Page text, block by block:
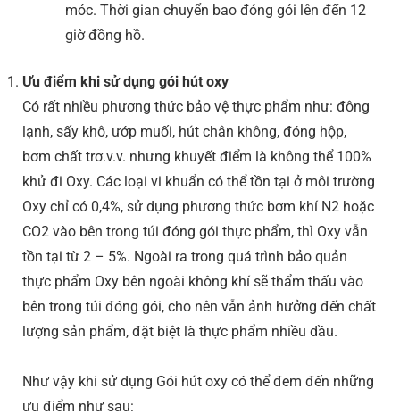
móc. Thời gian chuyển bao đóng gói lên đến 12
giờ đồng hồ.
Ưu điểm khi sử dụng gói hút oxy
Có rất nhiều phương thức bảo vệ thực phẩm như: đông
lạnh, sấy khô, ướp muối, hút chân không, đóng hộp,
bơm chất trơ.v.v. nhưng khuyết điểm là không thể 100%
khử đi Oxy. Các loại vi khuẩn có thể tồn tại ở môi trường
Oxy chỉ có 0,4%, sử dụng phương thức bơm khí N2 hoặc
CO2 vào bên trong túi đóng gói thực phẩm, thì Oxy vẫn
tồn tại từ 2 – 5%. Ngoài ra trong quá trình bảo quản
thực phẩm Oxy bên ngoài không khí sẽ thẩm thấu vào
bên trong túi đóng gói, cho nên vẫn ảnh hưởng đến chất
lượng sản phẩm, đặt biệt là thực phẩm nhiều dầu.
Như vậy khi sử dụng Gói hút oxy có thể đem đến những
ưu điểm như sau: